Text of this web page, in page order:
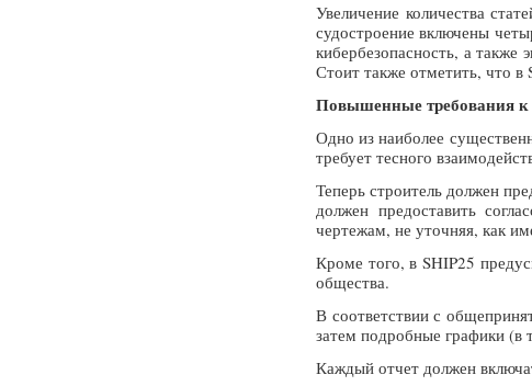
Увеличение количества
судостроение включены
кибербезопасность, а также
Стоит также отметить, что в
Повышенные требования
Одно из наиболее
требует тесного
Теперь строитель должен
должен предоставить
чертежам, не уточняя, как
Кроме того, в SHIP25
общества.
В соответствии с
затем подробные графики (в
Каждый отчет должен